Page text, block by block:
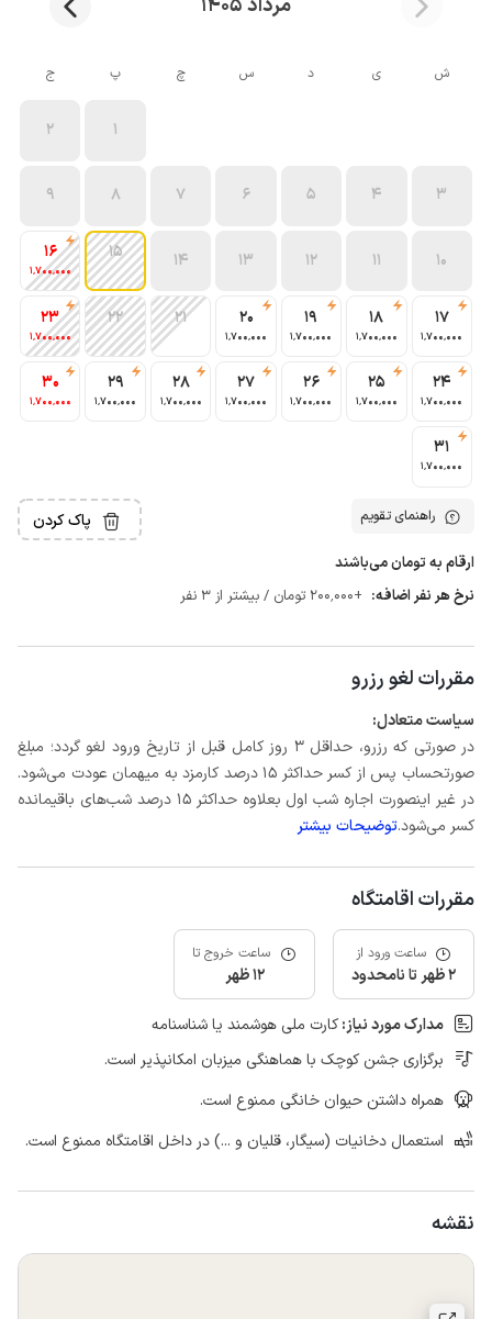
مرداد 1405
ش ی د س چ پ ج
1
2
3
4
5
6
7
8
9
10
11
12
13
14
15
16
1٬700٬000
17
1٬700٬000
18
1٬700٬000
19
1٬700٬000
20
1٬700٬000
21
22
23
1٬700٬000
24
1٬700٬000
25
1٬700٬000
26
1٬700٬000
27
1٬700٬000
28
1٬700٬000
29
1٬700٬000
30
1٬700٬000
31
1٬700٬000
راهنمای تقویم پاک کردن
ارقام به تومان می‌باشند
نرخ هر نفر اضافه: +200٬000 تومان / بیشتر از 3 نفر
مقررات لغو رزرو
سیاست متعادل:
در صورتی که رزرو، حداقل 3 روز کامل قبل از تاریخ ورود لغو گردد؛ مبلغ
صورتحساب پس از کسر حداکثر 15 درصد کارمزد به میهمان عودت می‌شود.
در غیر اینصورت اجاره شب اول بعلاوه حداکثر 15 درصد شب‌های باقیمانده
کسر می‌شود.توضیحات بیشتر
مقررات اقامتگاه
ساعت ورود از
2 ظهر تا نامحدود
ساعت خروج تا
12 ظهر
مدارک مورد نیاز:کارت ملی هوشمند یا شناسنامه
برگزاری جشن کوچک با هماهنگی میزبان امکانپذیر است.
همراه داشتن حیوان خانگی ممنوع است.
استعمال دخانیات (سیگار، قلیان و ...) در داخل اقامتگاه ممنوع است.
نقشه